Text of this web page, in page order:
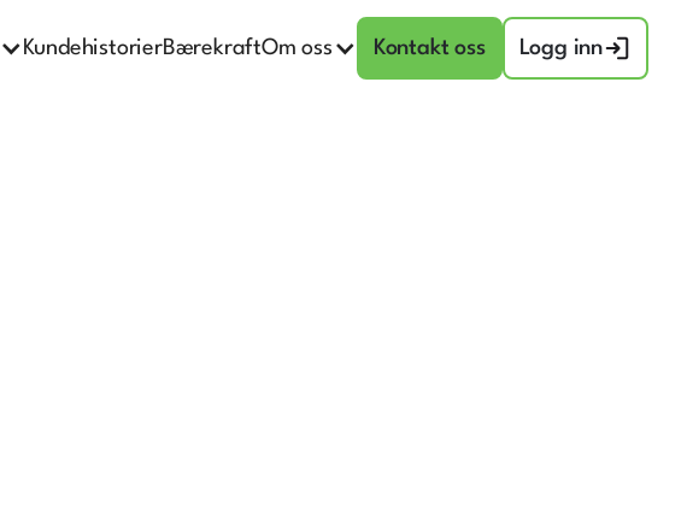
KundehistorierBærekraftOm oss Kontakt oss Logg inn